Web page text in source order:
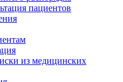
пациентов
из медицинских